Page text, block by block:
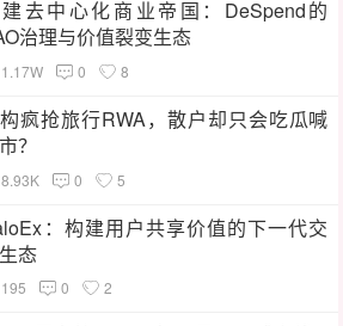
去中心化商业帝国：DeSpend的
治理与价值裂变生态
1.17W 0 8
疯抢旅行RWA，散户却只会吃瓜喊
？
8.93K 0 5
：构建用户共享价值的下一代交
态
195 0 2